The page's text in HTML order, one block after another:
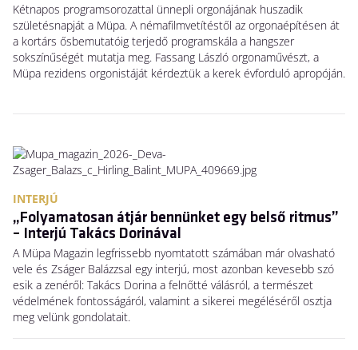
Kétnapos programsorozattal ünnepli orgonájának huszadik
születésnapját a Müpa. A némafilmvetítéstől az orgonaépítésen át
a kortárs ősbemutatóig terjedő programskála a hangszer
sokszínűségét mutatja meg. Fassang László orgonaművészt, a
Müpa rezidens orgonistáját kérdeztük a kerek évforduló apropóján.
INTERJÚ
„Folyamatosan átjár bennünket egy belső ritmus”
– Interjú Takács Dorinával
A Müpa Magazin legfrissebb nyomtatott számában már olvasható
vele és Zságer Balázzsal egy interjú, most azonban kevesebb szó
esik a zenéről: Takács Dorina a felnőtté válásról, a természet
védelmének fontosságáról, valamint a sikerei megéléséről osztja
meg velünk gondolatait.